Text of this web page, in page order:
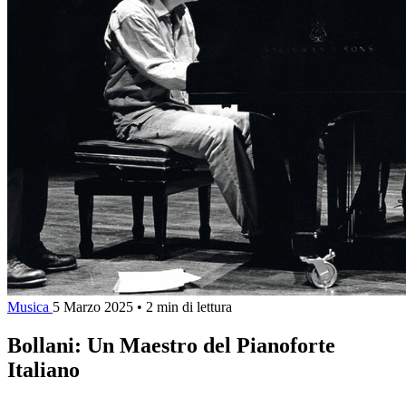
Musica 5 Marzo 2025 • 2 min di lettura
Bollani: Un Maestro del Pianoforte
Italiano